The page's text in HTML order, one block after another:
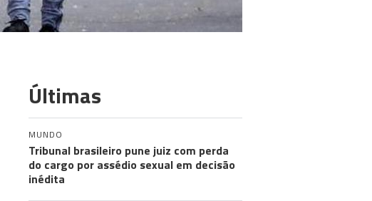
Últimas
MUNDO
Tribunal brasileiro pune juiz com perda
do cargo por assédio sexual em decisão
inédita